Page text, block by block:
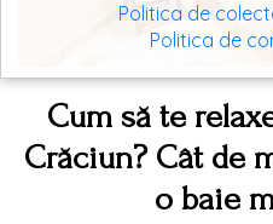
Cum să te
Crăciun? Cât de
o baie
Politica de
Politica de